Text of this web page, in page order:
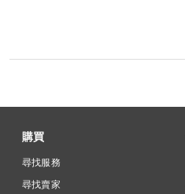
購買
尋找服務
尋找賣家